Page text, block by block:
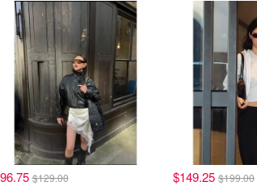
$129.00 $149.25 $199.00